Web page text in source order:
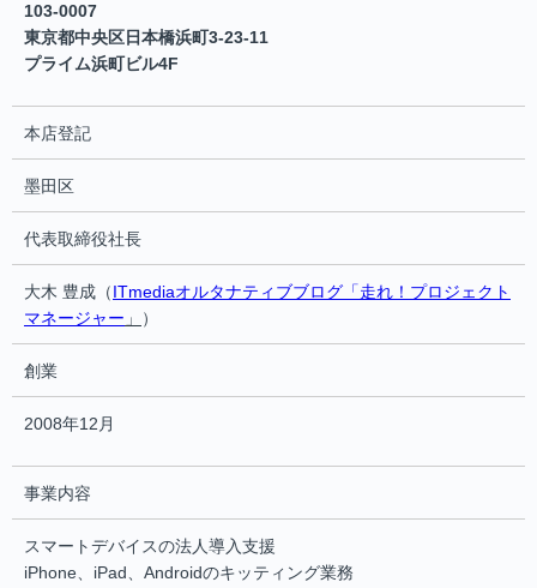
103-0007
東京都中央区日本橋浜町3-23-11
プライム浜町ビル4F
本店登記
墨田区
代表取締役社長
大木 豊成（ITmediaオルタナティブブログ「走れ！プロジェクト
マネージャー 」 ）
創業
2008年12月
事業内容
スマートデバイスの法人導入支援
iPhone、iPad、Androidのキッティング業務